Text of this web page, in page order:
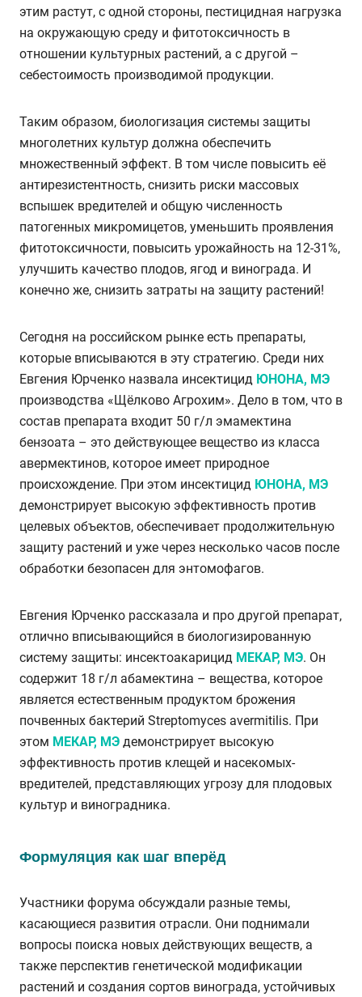
этим растут, с одной стороны, пестицидная нагрузка
на окружающую среду и фитотоксичность в
отношении культурных растений, а с другой –
себестоимость производимой продукции.
Таким образом, биологизация системы защиты
многолетних культур должна обеспечить
множественный эффект. В том числе повысить её
антирезистентность, снизить риски массовых
вспышек вредителей и общую численность
патогенных микромицетов, уменьшить проявления
фитотоксичности, повысить урожайность на 12-31%,
улучшить качество плодов, ягод и винограда. И
конечно же, снизить затраты на защиту растений!
Сегодня на российском рынке есть препараты,
которые вписываются в эту стратегию. Среди них
Евгения Юрченко назвала инсектицид ЮНОНА, МЭ
производства «Щёлково Агрохим». Дело в том, что в
состав препарата входит 50 г/л эмамектина
бензоата – это действующее вещество из класса
авермектинов, которое имеет природное
происхождение. При этом инсектицид ЮНОНА, МЭ
демонстрирует высокую эффективность против
целевых объектов, обеспечивает продолжительную
защиту растений и уже через несколько часов после
обработки безопасен для энтомофагов.
Евгения Юрченко рассказала и про другой препарат,
отлично вписывающийся в биологизированную
систему защиты: инсектоакарицид МЕКАР, МЭ. Он
содержит 18 г/л абамектина – вещества, которое
является естественным продуктом брожения
почвенных бактерий Streptomyces avermitilis. При
этом МЕКАР, МЭ демонстрирует высокую
эффективность против клещей и насекомых-
вредителей, представляющих угрозу для плодовых
культур и виноградника.
Формуляция как шаг вперёд
Участники форума обсуждали разные темы,
касающиеся развития отрасли. Они поднимали
вопросы поиска новых действующих веществ, а
также перспектив генетической модификации
растений и создания сортов винограда, устойчивых